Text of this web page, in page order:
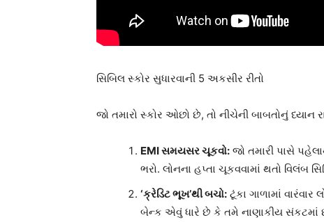
સિબિલ સ્કોર સુધારવાની 5 અકસીર રીતો
જો તમારો સ્કોર ઓછો છે, તો નીચેની બાબતોનું ધ્યાન
EMI સમયસર ચૂકવો: જો તમારી પાસે
ભરો. લોનના હપ્તા ચૂકવવામાં થતો વિલંબ
‘ક્રેડિટ ભૂખ’થી બચો: ટૂંકા ગાળામાં
બેન્ક એવું ધારે છે કે તમે નાણાકીય સંકટમાં